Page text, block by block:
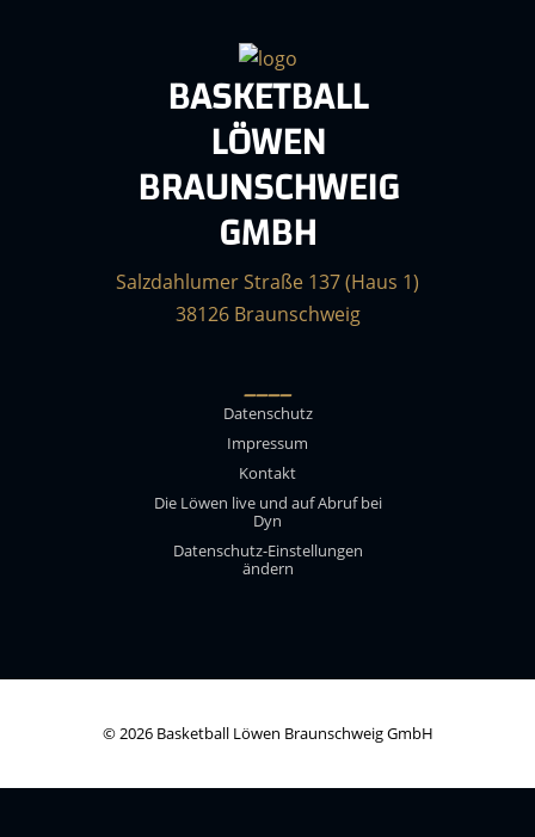
BASKETBALL
LÖWEN
BRAUNSCHWEIG
GMBH
Salzdahlumer Straße 137 (Haus 1)
38126 Braunschweig
____
Datenschutz
Impressum
Kontakt
Die Löwen live und auf Abruf bei
Dyn
Datenschutz-Einstellungen
ändern
© 2026 Basketball Löwen Braunschweig GmbH